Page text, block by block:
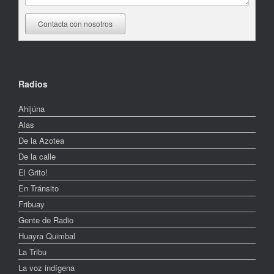
Radios
Ahijúna
Alas
De la Azotea
De la calle
El Grito!
En Tránsito
Fribuay
Gente de Radio
Huayra Quimbal
La Tribu
La voz indígena